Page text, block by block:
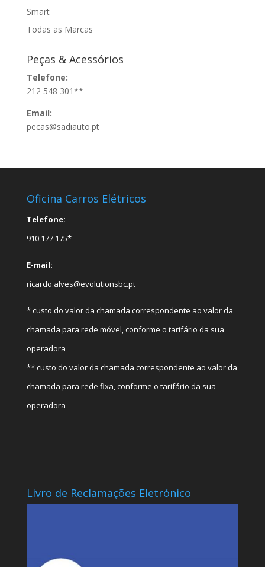
Smart
Todas as Marcas
Peças & Acessórios
Telefone:
212 548 301**
Email:
pecas@sadiauto.pt
Oficina Carros Elétricos
Telefone:
910 177 175*
E-mail:
ricardo.alves@evolutionsbc.pt
* custo do valor da chamada correspondente ao valor da
chamada para rede móvel, conforme o tarifário da sua
operadora
** custo do valor da chamada correspondente ao valor da
chamada para rede fixa, conforme o tarifário da sua
operadora
Livro de Reclamações Eletrónico